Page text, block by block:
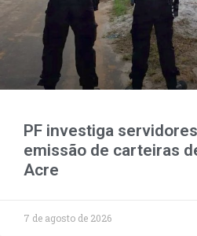
PF investiga
emissão de carteiras
Acre
7 de agosto de 2026